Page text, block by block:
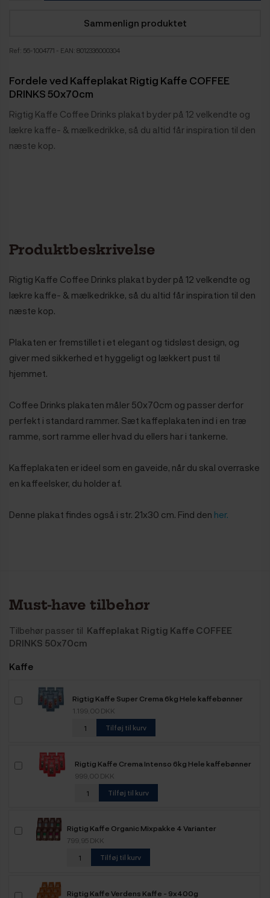
Sammenlign produktet
Ref: 56-1004771 - EAN: 8012336000304
Fordele ved Kaffeplakat Rigtig Kaffe COFFEE
DRINKS 50x70cm
Rigtig Kaffe Coffee Drinks plakat byder på 12 velkendte og
lækre kaffe- & mælkedrikke, så du altid får inspiration til den
næste kop.
Produktbeskrivelse
Rigtig Kaffe Coffee Drinks plakat byder på 12 velkendte og
lækre kaffe- & mælkedrikke, så du altid får inspiration til den
næste kop.
Plakaten er fremstillet i et elegant og tidsløst design, og
giver med sikkerhed et hyggeligt og lækkert pust til
hjemmet.
Coffee Drinks plakaten måler 50x70cm og passer derfor
perfekt i standard rammer. Sæt kaffeplakaten ind i en træ
ramme, sort ramme eller hvad du ellers har i tankerne.
Kaffeplakaten er ideel som en gaveide, når du skal overraske
en kaffeelsker, du holder af.
Denne plakat findes også i str. 21x30 cm. Find den her.
Must-have tilbehør
Tilbehør passer til Kaffeplakat Rigtig Kaffe COFFEE
DRINKS 50x70cm
Kaffe
Rigtig Kaffe Super Crema 6kg Hele kaffebønner
1.199,00 DKK
Tilføj til kurv
Rigtig Kaffe Crema Intenso 6kg Hele kaffebønner
999,00 DKK
Tilføj til kurv
Rigtig Kaffe Organic Mixpakke 4 Varianter
799,95 DKK
Tilføj til kurv
Rigtig Kaffe Verdens Kaffe - 9x400g